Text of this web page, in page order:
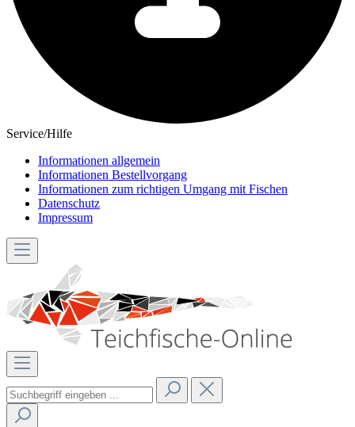
Service/Hilfe
Informationen allgemein
Informationen Bestellvorgang
Informationen zum richtigen Umgang mit Fischen
Datenschutz
Impressum